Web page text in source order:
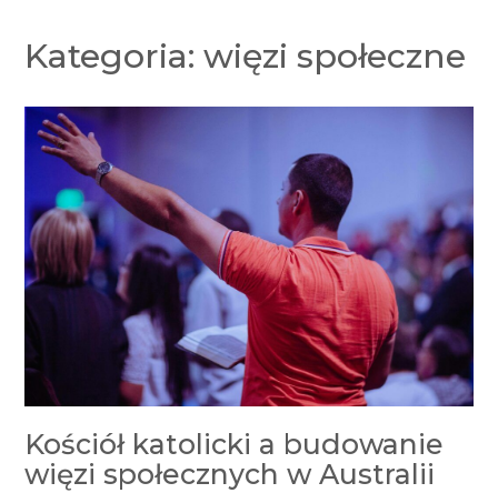
Kategoria: więzi społeczne
Kościół katolicki a budowanie
więzi społecznych w Australii